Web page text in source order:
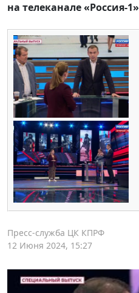
на телеканале «Россия-
Пресс-служба ЦК КПРФ
12 Июня 2024, 15:27